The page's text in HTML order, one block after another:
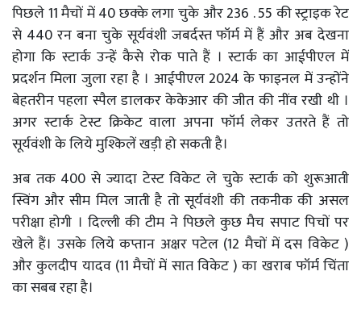
पिछले 11 मैचों में 40 छक्के लगा चुके और 236 . 55 की स्ट्राइक रेट
से 440 रन बना चुके सूर्यवंशी जबर्दस्त फॉर्म में हैं और अब देखना
होगा कि स्टार्क उन्हें कैसे रोक पाते हैं । स्टार्क का आईपीएल में
प्रदर्शन मिला जुला रहा है । आईपीएल 2024 के फाइनल में उन्होंने
बेहतरीन पहला स्पैल डालकर केकेआर की जीत की नींव रखी थी ।
अगर स्टार्क टेस्ट क्रिकेट वाला अपना फॉर्म लेकर उतरते हैं तो
सूर्यवंशी के लिये मुश्किलें खड़ी हो सकती है।
अब तक 400 से ज्यादा टेस्ट विकेट ले चुके स्टार्क को शुरूआती
स्विंग और सीम मिल जाती है तो सूर्यवंशी की तकनीक की असल
परीक्षा होगी । दिल्ली की टीम ने पिछले कुछ मैच सपाट पिचों पर
खेले हैं। उसके लिये कप्तान अक्षर पटेल (12 मैचों में दस विकेट )
और कुलदीप यादव (11 मैचों में सात विकेट ) का खराब फॉर्म चिंता
का सबब रहा है।